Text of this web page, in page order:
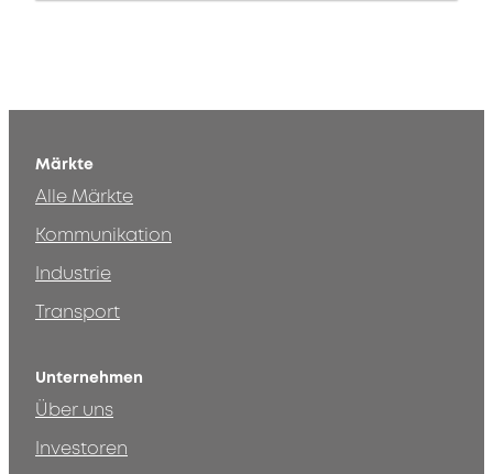
Märkte
Alle Märkte
Kommunikation
Industrie
Transport
Unternehmen
Über uns
Investoren